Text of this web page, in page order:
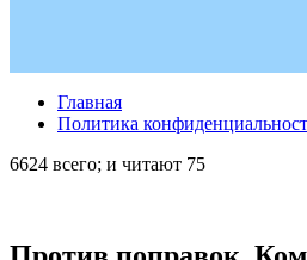
Главная
Политика
6624 всего; и читают 75